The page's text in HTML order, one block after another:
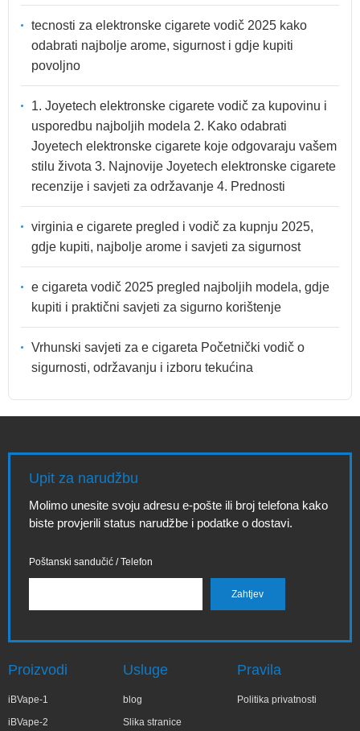
tecnosti za elektronske cigarete vodič 2025 kako
odabrati najbolje arome, sigurnost i gdje kupiti
povoljno
1. Joyetech elektronske cigarete vodič za kupovinu i
usporedbu najboljih modela 2. Kako odabrati
Joyetech elektronske cigarete koje odgovaraju vašem
stilu života 3. Najnovije Joyetech elektronske cigarete
recenzije i savjeti za održavanje 4. Prednosti
virginia e cigarete pregled i vodič za kupnju 2025,
gdje kupiti, najbolje arome i savjeti za sigurnost
e cigareta vodič 2025 pregled najboljih modela, gdje
kupiti i praktični savjeti za sigurno korištenje
Vrhunski savjeti za e cigareta Početnički vodič o
sigurnosti, održavanju i izboru tekućina
Upit za narudžbu
Molimo unesite svoju adresu e-pošte ili broj telefona kako
biste provjerili status narudžbe i podatke o dostavi.
Poštanski sandučić / Telefon
Proizvodi
iBVape-1
iBVape-2
Usluge
blog
Slika stranice
Pravila
Politika privatnosti